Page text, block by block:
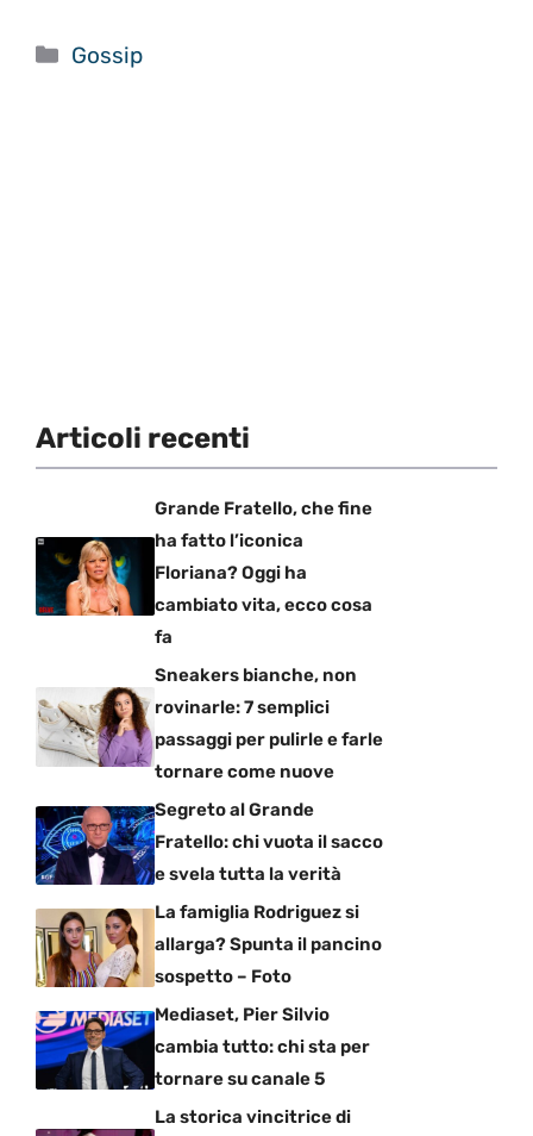
Categorie
Gossip
Articoli recenti
Grande Fratello, che fine
ha fatto l’iconica
Floriana? Oggi ha
cambiato vita, ecco cosa
fa
Sneakers bianche, non
rovinarle: 7 semplici
passaggi per pulirle e farle
tornare come nuove
Segreto al Grande
Fratello: chi vuota il sacco
e svela tutta la verità
La famiglia Rodriguez si
allarga? Spunta il pancino
sospetto – Foto
Mediaset, Pier Silvio
cambia tutto: chi sta per
tornare su canale 5
La storica vincitrice di